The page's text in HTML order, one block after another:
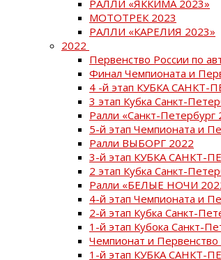
РАЛЛИ «ЯККИМА 2023»
МОТОТРЕК 2023
РАЛЛИ «КАРЕЛИЯ 2023»
2022
Первенство России по
Финал Чемпионата и
4 -й этап КУБКА
3 этап Кубка Санкт-
Ралли «Санкт-Петербург
5-й этап Чемпионата и
Ралли ВЫБОРГ 2022
3-й этап КУБКА САНКТ-
2 этап Кубка Санкт-
Ралли «БЕЛЫЕ НОЧИ
4-й этап Чемпионата и
2-й этап Кубка Санкт-
1-й этап Кубока Санкт-
Чемпионат и
1-й этап КУБКА САНКТ-